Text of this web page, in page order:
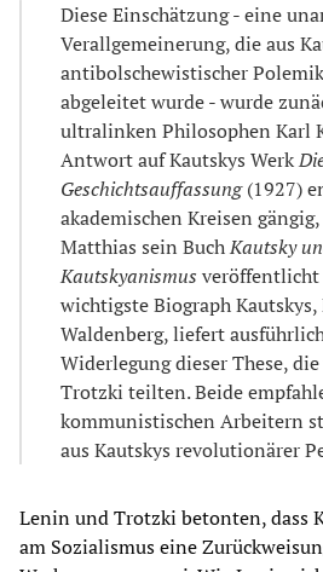
Diese Einschätzung - eine
Verallgemeinerung, die aus
antibolschewistischer
abgeleitet wurde - wurde
ultralinken Philosophen Karl
Antwort auf Kautskys Werk
Geschichtsauffassung(1927)
akademischen Kreisen
Matthias sein BuchKautsky
Kautskyanismus veröffentlicht
wichtigste Biograph Kautskys,
Waldenberg, liefert
Widerlegung dieser These,
Trotzki teilten. Beide
kommunistischen Arbeitern
aus Kautskys revolutionärer
Lenin und Trotzki betonten, dass
am Sozialismus eine